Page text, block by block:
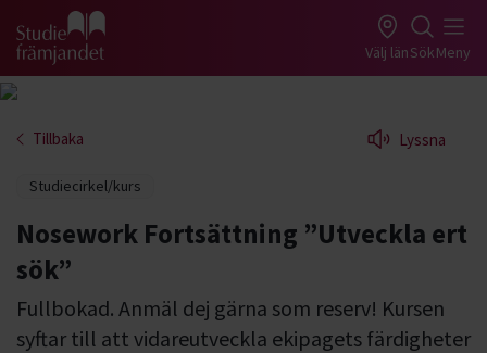
Gå till studiefrämjandets startsida Välj länSökMeny
Tillbaka Lyssna
Studiecirkel/kurs
Nosework Fortsättning ”Utveckla ert
sök”
Fullbokad. Anmäl dej gärna som reserv! Kursen
syftar till att vidareutveckla ekipagets färdigheter